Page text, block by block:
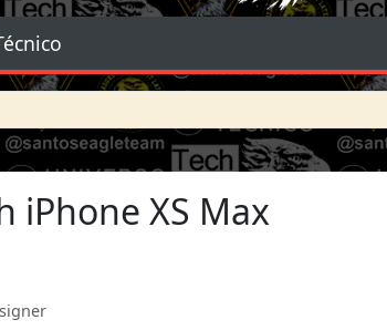
Tech Micro Data
iPhone XS Max